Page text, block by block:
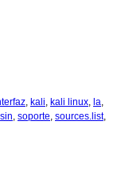
, kali, kali linux, la,
sin, soporte, sources.list,